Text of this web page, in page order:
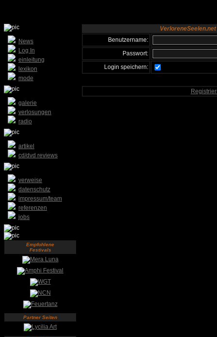
News
Log In
einleitung
lexikon
mode
galerie
verlosungen
radio
artikel
cd/dvd reviews
verweise
datenschutz
impressum/team
referenzen
jobs
Empfohlene
Festivals
Partner Seiten
Benutzername:
Passwort:
Login speichern: